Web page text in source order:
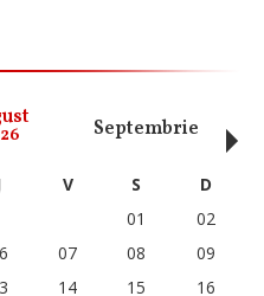
Septembrie
V S
D
01
02
07 08
09
14 15
16